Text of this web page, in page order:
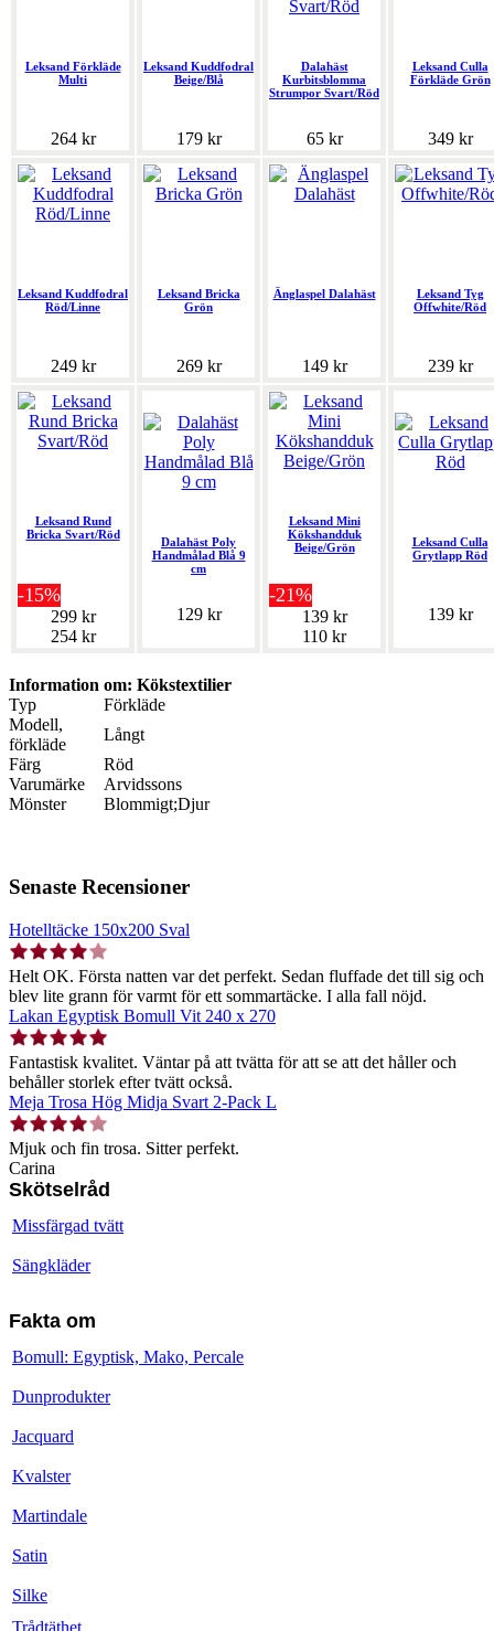
Leksand Förkläde
Multi
264 kr
Leksand Kuddfodral
Beige/Blå
179 kr
Dalahäst
Kurbitsblomma
Strumpor Svart/Röd
65 kr
Leksand Culla
Förkläde Grön
349 kr
Leksand Kuddfodral
Röd/Linne
249 kr
Leksand Bricka
Grön
269 kr
Änglaspel Dalahäst
149 kr
Leksand Tyg
Offwhite/Röd
239 kr
Leksand Rund
Bricka Svart/Röd
-15%
299 kr
254 kr
Dalahäst Poly
Handmålad Blå 9
cm
129 kr
Leksand Mini
Kökshandduk
Beige/Grön
-21%
139 kr
110 kr
Leksand Culla
Grytlapp Röd
139 kr
Information om: Kökstextilier
Typ
Förkläde
Modell,
förkläde
Långt
Färg
Röd
Varumärke
Arvidssons
Mönster
Blommigt;Djur
Senaste Recensioner
Hotelltäcke 150x200 Sval
Helt OK. Första natten var det perfekt. Sedan fluffade det till sig och
blev lite grann för varmt för ett sommartäcke. I alla fall nöjd.
Lakan Egyptisk Bomull Vit 240 x 270
Fantastisk kvalitet. Väntar på att tvätta för att se att det håller och
behåller storlek efter tvätt också.
Meja Trosa Hög Midja Svart 2-Pack L
Mjuk och fin trosa. Sitter perfekt.
Carina
Skötselråd
Missfärgad tvätt
Sängkläder
Fakta om
Bomull: Egyptisk, Mako, Percale
Dunprodukter
Jacquard
Kvalster
Martindale
Satin
Silke
Trådtäthet